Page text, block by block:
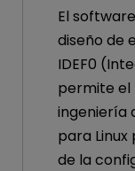
El
diseño de
IDEF0
permite el
ingeniería
para
de la